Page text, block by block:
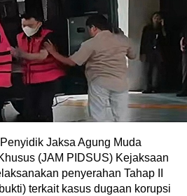
Jaksa Agung Muda
(JAM PIDSUS) Kejaksaan
penyerahan Tahap II
terkait kasus dugaan korupsi